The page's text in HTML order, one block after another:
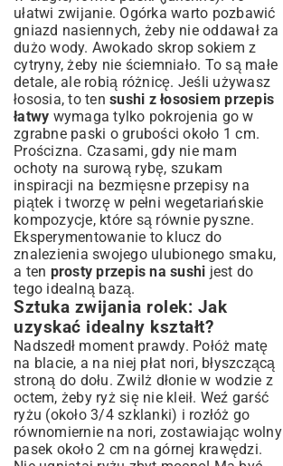
ułatwi zwijanie. Ogórka warto pozbawić
gniazd nasiennych, żeby nie oddawał za
dużo wody. Awokado skrop sokiem z
cytryny, żeby nie ściemniało. To są małe
detale, ale robią różnicę. Jeśli używasz
łososia, to ten sushi z łososiem przepis
łatwy wymaga tylko pokrojenia go w
zgrabne paski o grubości około 1 cm.
Prościzna. Czasami, gdy nie mam
ochoty na surową rybę, szukam
inspiracji na bezmięsne przepisy na
piątek i tworzę w pełni wegetariańskie
kompozycje, które są równie pyszne.
Eksperymentowanie to klucz do
znalezienia swojego ulubionego smaku,
a ten prosty przepis na sushi jest do
tego idealną bazą.
Sztuka zwijania rolek: Jak
uzyskać idealny kształt?
Nadszedł moment prawdy. Połóż matę
na blacie, a na niej płat nori, błyszczącą
stroną do dołu. Zwilż dłonie w wodzie z
octem, żeby ryż się nie kleił. Weź garść
ryżu (około 3/4 szklanki) i rozłóż go
równomiernie na nori, zostawiając wolny
pasek około 2 cm na górnej krawędzi.